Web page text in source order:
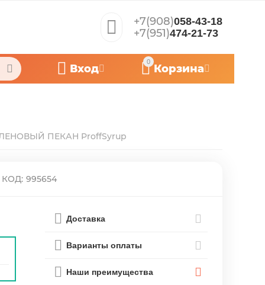
+7(908)058-43-18
+7(951)474-21-73
0
Корзина
Вход
ПЕКАН ProffSyrup
КОД: 995654
Доставка
Варианты оплаты
Наши преимущества